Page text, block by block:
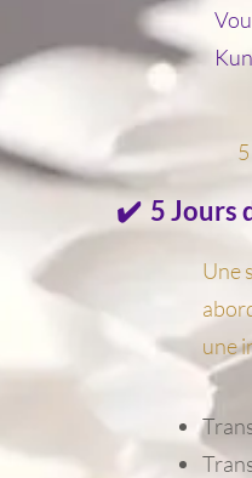
✔️ 5 Jours
Une
une